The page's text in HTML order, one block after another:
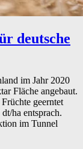
deutsche
im Jahr 2020
Fläche angebaut.
geerntet
ha entsprach.
im Tunnel